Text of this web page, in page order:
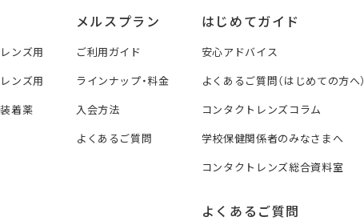
ンズ用
ンズ用
着薬
メルスプラン
ご利用ガイド
ラインナップ・料金
入会方法
よくあるご質問
はじめてガイド
安心アドバイス
よくあるご質問（はじめての方へ）
コンタクトレンズコラム
学校保健関係者のみなさまへ
コンタクトレンズ総合資料室
よくあるご質問